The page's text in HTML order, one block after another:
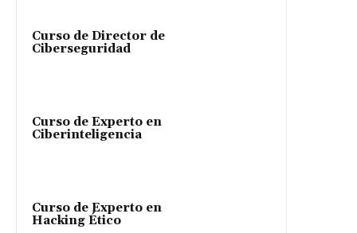
Curso de Director de
Ciberseguridad
Curso de Experto en
Ciberinteligencia
Curso de Experto en
Hacking Ético